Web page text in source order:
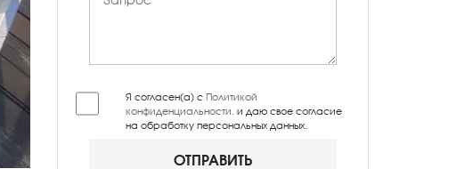
Я согласен(а) сПолитикой
конфиденциальности , и даю свое согласие
на обработку персональных данных.
ОТПРАВИТЬ